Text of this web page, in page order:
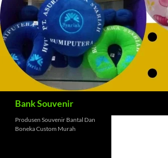
Bank Souvenir
Produsen Souvenir Bantal Dan
Boneka Custom Murah